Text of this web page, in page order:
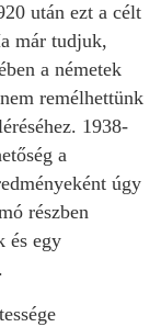
után ezt a célt
már tudjuk,
a németek
remélhettünk
1938-
a
úgy
részben
és egy